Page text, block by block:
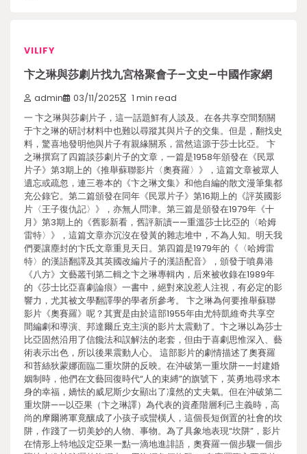
VILIFY
卞之琳與莎劇片找九宮格聚會子–文史–中國作家網
admin 03/11/2025 1 min read
一 卞之琳與莎劇片子，這一話題鮮有人談及。在各共享空間類關
于卞之琳的研討材料中也難以尋蹤其與片子的交集。但是，翻找史
料，驚喜地發明他與片子有親緣關系，當然這源于莎士比亞。 卞
之琳撰寫了四篇談莎劇片子的文章，一篇是1958年頒發在《民眾
片子》第3期上的《推舉蘇聯影片〈奧賽羅〉》，這篇文章被眾人
遺忘或疏忽，連三卷本的《卞之琳文集》和他自編的散文漫筆集都
充公錄它。第二篇頒發在同年《民眾片子》第16期上的《評英國影
片〈王子復仇記〉》，亦無人問津。第三篇是頒發在1979年《十
月》第3期上的《舊影新看，舊評新讀——重溫莎士比亞的〈哈姆
雷特〉》，這篇文章亦沉沒在發黃的雜志堆中，不為人知。明天我
們要讓塵封的卞氏文章重見天日。第四篇是1979年的《〈哈姆雷
特〉的漢語翻譯及其英國改編片子的漢語配音》，頒發于噴鼻港
《八方》文藝叢刊第二輯之卞之琳專輯內，后來被收錄在1989年
的《莎士比亞喜劇論痕》一書中，絕對來說惹人注視，有必定的影
響力，尤其被文學翻譯學的學者所參考。 卞之琳為何要推舉蘇聯
影片《奧賽羅》呢？其實是由於這部1955年由尤特凱維奇共享空
間編劇和導演、邦達爾丘克主演的影片太震動了。卞之琳以為莎士
比亞固然沿用了信饞法和誤解法的老套，但由于喜劇思惟深入、藝
術表示出色，所以後果震動人心。 這部影片的劇情描述了奧賽羅
和苔絲狄蒙娜面臨二重坎阱的反映。在沖破第一重坎阱——封建婚
姻制時，他們在文藝回復時代“人的束縛”的旗號下，英勇地尋求本
身的幸福，嬌怯的威尼斯少女顯出了凜然的丈夫氣。但在沖破第二
重坎阱——以亞果（卞之琳譯）為代表的資產階層利己主義時，高
尚的摩爾將軍竟釀成了小孩子或蠻橫人，這個長短倒置的社會的坎
阱，作踐了一切美妙的人物、事物。為了具象地表現“坎阱”，影片
在情形上特地設定亞果一點一滴地進誹語，奧賽羅一個步驟一個步